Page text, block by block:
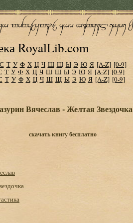
RoyalLib.com
С Т У Ф Х Ц Ч Ш Щ Ы Э Ю Я [A-Z] [0-9]
Т У Ф Х Ц Ч Ш Щ Ы Э Ю Я [A-Z] [0-9]
Т У Ф Х Ц Ч Ш Щ Ы Э Ю Я [A-Z] [0-9]
Вячеслав - Желтая Звездочка
скачать книгу бесплатно